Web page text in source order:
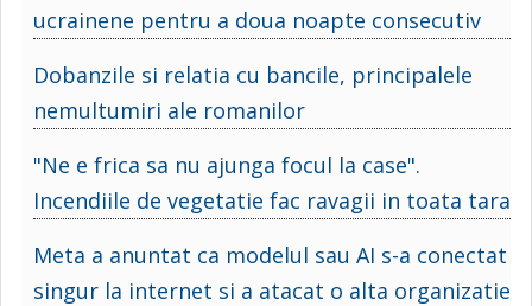
ucrainene pentru a doua noapte consecutiv
Dobanzile si relatia cu bancile, principalele
nemultumiri ale romanilor
"Ne e frica sa nu ajunga focul la case".
Incendiile de vegetatie fac ravagii in toata tara
Meta a anuntat ca modelul sau AI s-a conectat
singur la internet si a atacat o alta organizatie